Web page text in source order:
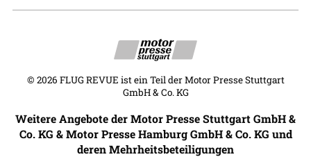
© 2026 FLUG REVUE ist ein Teil der Motor Presse Stuttgart
GmbH & Co. KG
Weitere Angebote der Motor Presse Stuttgart GmbH &
Co. KG & Motor Presse Hamburg GmbH & Co. KG und
deren Mehrheitsbeteiligungen